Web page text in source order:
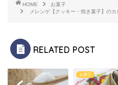
HOME
お菓子
メレンゲ【クッキー・焼き菓子】の
RELATED POST
お菓子